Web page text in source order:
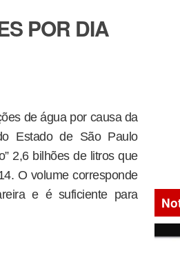
POR DIA
de água por causa da
Estado de São Paulo
2,6 bilhões de litros que
O volume corresponde
e é suficiente para